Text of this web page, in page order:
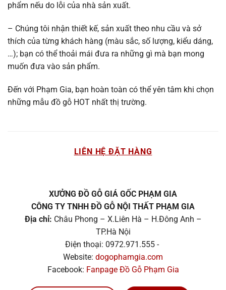
phẩm nếu do lỗi của nhà sản xuất.
– Chúng tôi nhận thiết kế, sản xuất theo nhu cầu và sở
thích của từng khách hàng (màu sắc, số lượng, kiểu dáng,
…); bạn có thể thoải mái đưa ra những gì mà bạn mong
muốn đưa vào sản phẩm.
Đến với Phạm Gia, bạn hoàn toàn có thể yên tâm khi chọn
những mẫu đồ gỗ HOT nhất thị trường.
LIÊN HỆ ĐẶT HÀNG
XƯỞNG ĐỒ GỖ GIÁ GỐC PHẠM GIA
CÔNG TY TNHH ĐỒ GỖ NỘI THẤT PHẠM GIA
Địa chỉ: Châu Phong – X.Liên Hà – H.Đông Anh –
TP.Hà Nội
Điện thoại: 0972.971.555 -
Website: dogophamgia.com
Facebook: Fanpage Đồ Gỗ Phạm Gia